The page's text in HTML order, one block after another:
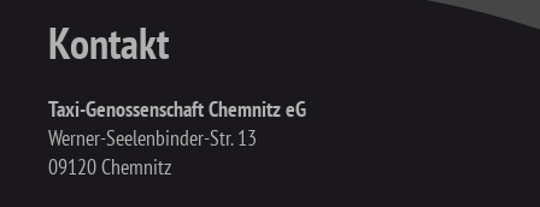
Kontakt
Taxi-Genossenschaft Chemnitz eG
Werner-Seelenbinder-Str. 13
09120 Chemnitz